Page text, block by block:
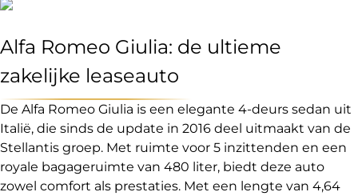
Alfa Romeo Giulia: de ultieme
zakelijke leaseauto
De Alfa Romeo Giulia is een elegante 4-deurs sedan uit
Italië, die sinds de update in 2016 deel uitmaakt van de
Stellantis groep. Met ruimte voor 5 inzittenden en een
royale bagageruimte van 480 liter, biedt deze auto
zowel comfort als prestaties. Met een lengte van 4,64